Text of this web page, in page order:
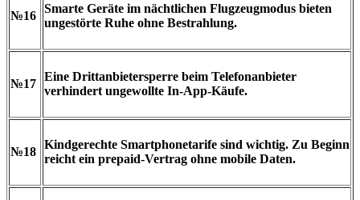
№16
Smarte Geräte im nächtlichen Flugzeugmodus bieten
ungestörte Ruhe ohne Bestrahlung.
№17
Eine Drittanbietersperre beim Telefonanbieter
verhindert ungewollte In-App-Käufe.
№18
Kindgerechte Smartphonetarife sind wichtig. Zu Beginn
reicht ein prepaid-Vertrag ohne mobile Daten.